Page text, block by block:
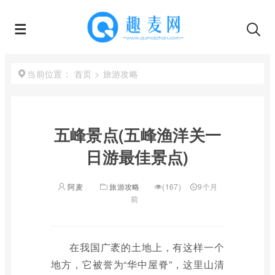
当前位置： 首页 > 旅游攻略
五峰景点(五峰渔洋关一
日游最佳景点)
阿麦 旅游攻略 (167)
9个月
前
在我国广袤的土地上，有这样一个
地方，它被誉为“华中屋脊”，这里山清